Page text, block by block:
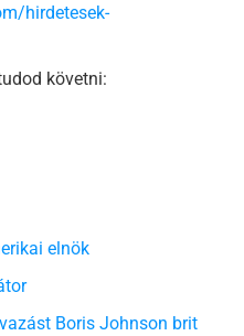
hirdetesek-
követni:
elnök
Boris Johnson brit